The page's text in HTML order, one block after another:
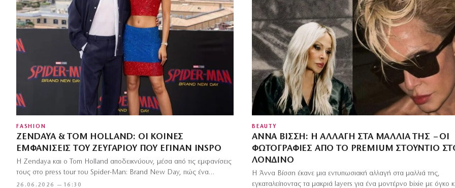
FASHION
ZENDAYA & TOM HOLLAND: ΟΙ ΚΟΙΝΈΣ
ΕΜΦΑΝΊΣΕΙΣ ΤΟΥ ΖΕΥΓΑΡΙΟΎ ΠΟΥ ΈΓΙΝΑΝ INSPO
26.06.2026 — 16:30
Η Zendaya και ο Tom Holland αποδεικνύουν, μέσα από τις εμφανίσεις
τους στο press tour του Spider-Man: Brand New Day, πώς ένα…
BEAUTY
ΆΝΝΑ ΒΊΣΣΗ: Η ΑΛΛΑΓΉ ΣΤΑ ΜΑΛΛΙΆ ΤΗΣ – ΟΙ
ΦΩΤΟΓΡΑΦΊΕΣ ΑΠΌ ΤΟ PREMIUM ΣΤΟΎΝΤΙΟ
ΛΟΝΔΊΝΟ
Η Άννα Βίσση έκανε μια εντυπωσιακή αλλαγή στα μαλλιά της,
εγκαταλείποντας τα μακριά layers για ένα μοντέρνο bixie με όγκο